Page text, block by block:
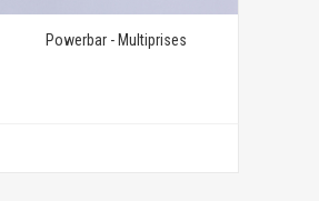
Powerbar - Multiprises